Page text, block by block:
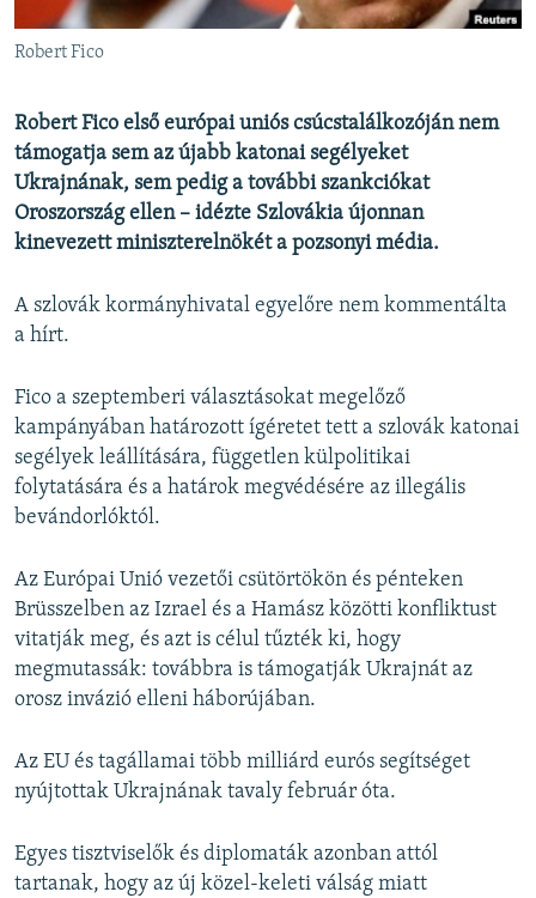
A MÚLT TANULSÁGAI
Valamennyi RFE/RL weboldal
Robert Fico
Robert Fico első európai uniós csúcstalálkozóján nem
támogatja sem az újabb katonai segélyeket
Ukrajnának, sem pedig a további szankciókat
Oroszország ellen – idézte Szlovákia újonnan
kinevezett miniszterelnökét a pozsonyi média.
A szlovák kormányhivatal egyelőre nem kommentálta
a hírt.
Fico a szeptemberi választásokat megelőző
kampányában határozott ígéretet tett a szlovák katonai
segélyek leállítására, független külpolitikai
folytatására és a határok megvédésére az illegális
bevándorlóktól.
Az Európai Unió vezetői csütörtökön és pénteken
Brüsszelben az Izrael és a Hamász közötti konfliktust
vitatják meg, és azt is célul tűzték ki, hogy
megmutassák: továbbra is támogatják Ukrajnát az
orosz invázió elleni háborújában.
Az EU és tagállamai több milliárd eurós segítséget
nyújtottak Ukrajnának tavaly február óta.
Egyes tisztviselők és diplomaták azonban attól
tartanak, hogy az új közel-keleti válság miatt